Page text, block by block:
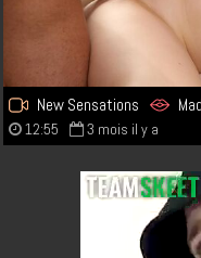
New Sensations
12:55 3 mois il y a